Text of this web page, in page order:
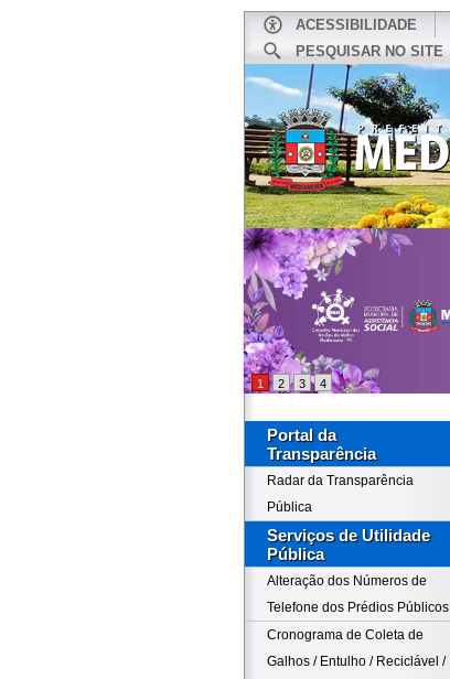
ACESSIBILIDADE
PESQUISAR NO SITE
1 2 3 4
Portal da
Transparência
Radar da Transparência
Pública
Serviços de Utilidade
Pública
Alteração dos Números de
Telefone dos Prédios Públicos
Cronograma de Coleta de
Galhos / Entulho / Reciclável /